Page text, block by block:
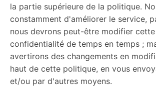
la partie supérieure de la politique.
constamment d'améliorer le service,
nous devrons peut-être modifier
confidentialité de temps en temps ;
avertirons des changements en
haut de cette politique, en vous
et/ou par d'autres moyens.